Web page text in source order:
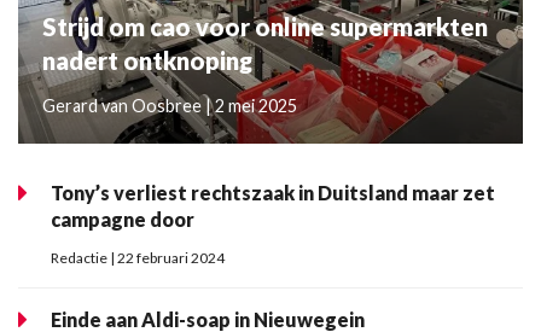
Strijd om cao voor online supermarkten
nadert ontknoping
Gerard van Oosbree | 2 mei 2025
Tony’s verliest rechtszaak in Duitsland maar zet
campagne door
Redactie | 22 februari 2024
Einde aan Aldi-soap in Nieuwegein